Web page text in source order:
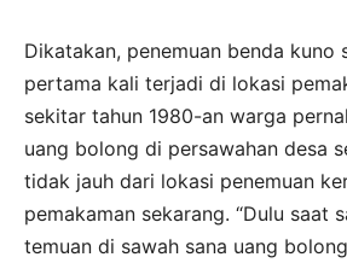
Dikatakan, penemuan benda kuno
pertama kali terjadi di lokasi
sekitar tahun 1980-an warga
uang bolong di persawahan desa
tidak jauh dari lokasi penemuan
pemakaman sekarang. “Dulu saat
temuan di sawah sana uang